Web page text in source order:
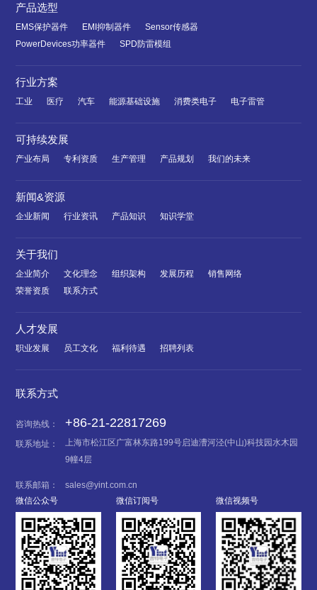
产品选型
EMS保护器件 EMI抑制器件
Sensor传感器
PowerDevices功率器件
SPD防雷模组
行业方案
工业 医疗 汽车 能源基础设施 消费类电子 电子雷管
可持续发展
产业布局 专利资质 生产管理 产品规划 我们的未来
新闻&资源
企业新闻 行业资讯 产品知识 知识学堂
关于我们
企业简介 文化理念 组织架构 发展历程
销售网络
荣誉资质
联系方式
人才发展
职业发展 员工文化 福利待遇 招聘列表
联系方式
咨询热线： +86-21-22817269
联系地址：
上海市松江区广富林东路199号启迪漕河泾(中山)科技园水木园
9幢4层
联系邮箱：
sales@yint.com.cn
微信公众号
微信订阅号 微信视频号